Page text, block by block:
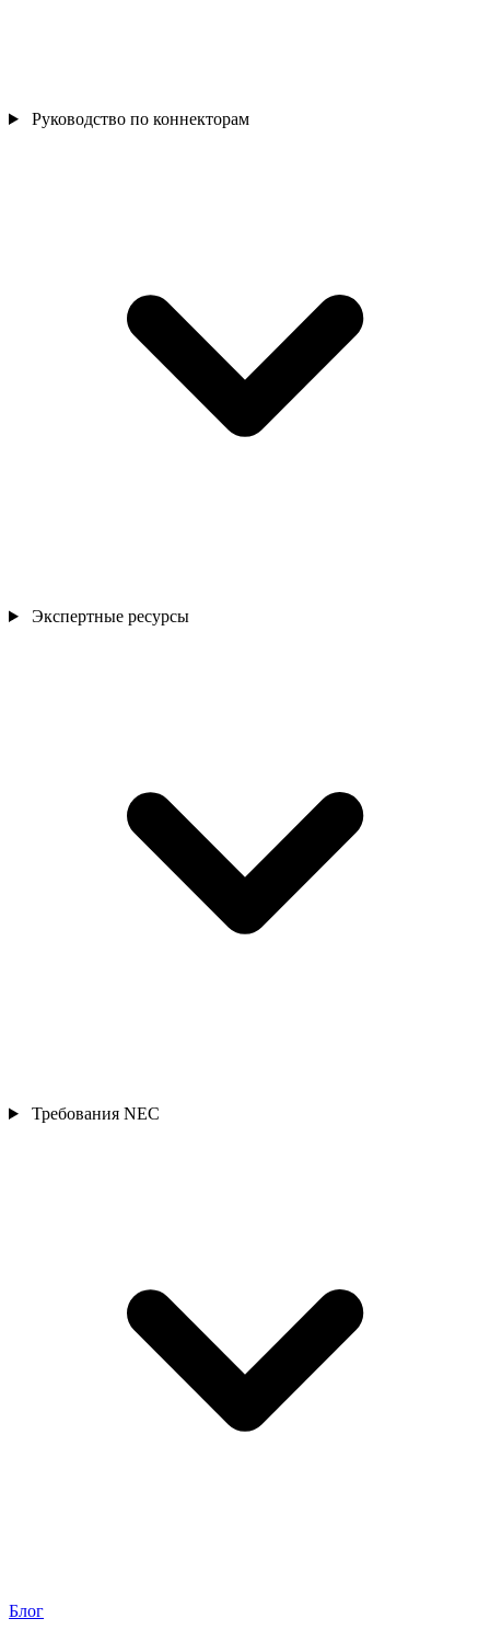
Руководство по коннекторам
Экспертные ресурсы
Требования NEC
Блог